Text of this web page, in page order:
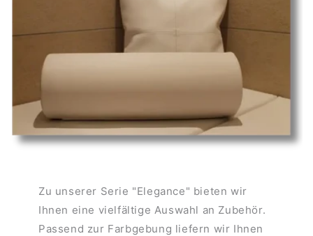
Zu unserer Serie "Elegance" bieten wir
Ihnen eine vielfältige Auswahl an Zubehör.
Passend zur Farbgebung liefern wir Ihnen